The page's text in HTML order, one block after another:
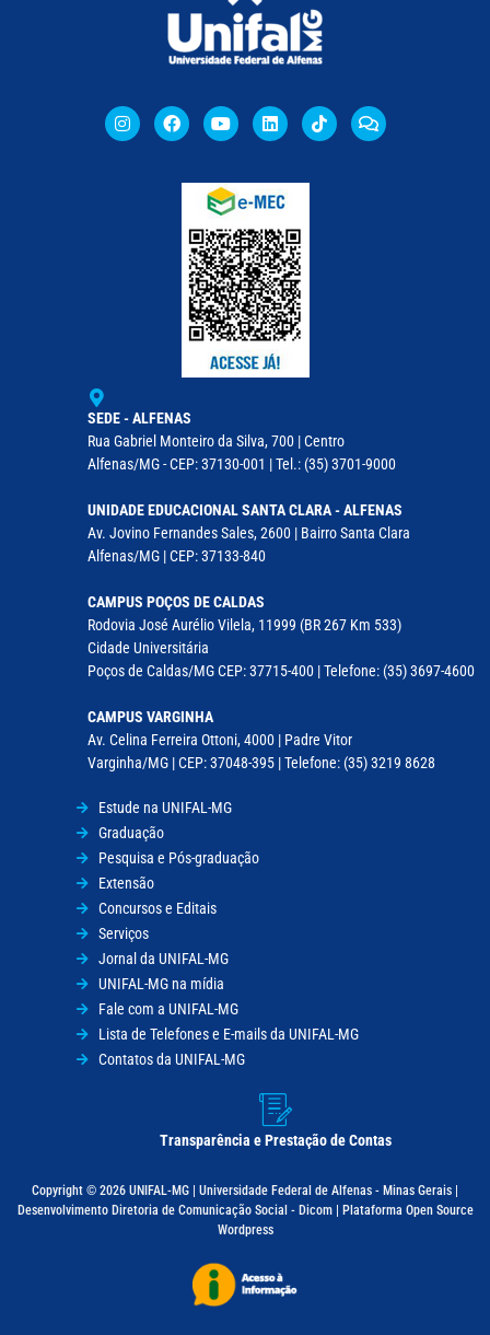
SEDE - ALFENAS
Rua Gabriel Monteiro da Silva, 700 | Centro
Alfenas/MG - CEP: 37130-001 | Tel.: (35) 3701-9000
UNIDADE EDUCACIONAL SANTA CLARA - ALFENAS
Av. Jovino Fernandes Sales, 2600 | Bairro Santa Clara
Alfenas/MG | CEP: 37133-840
CAMPUS POÇOS DE CALDAS
Rodovia José Aurélio Vilela, 11999 (BR 267 Km 533)
Cidade Universitária
Poços de Caldas/MG CEP: 37715-400 | Telefone: (35) 3697-4600
CAMPUS VARGINHA
Av. Celina Ferreira Ottoni, 4000 | Padre Vitor
Varginha/MG | CEP: 37048-395 | Telefone: (35) 3219 8628
Estude na UNIFAL-MG
Graduação
Pesquisa e Pós-graduação
Extensão
Concursos e Editais
Serviços
Jornal da UNIFAL-MG
UNIFAL-MG na mídia
Fale com a UNIFAL-MG
Lista de Telefones e E-mails da UNIFAL-MG
Contatos da UNIFAL-MG
Transparência e Prestação de Contas
Copyright © 2026 UNIFAL-MG | Universidade Federal de Alfenas - Minas Gerais |
Desenvolvimento Diretoria de Comunicação Social - Dicom | Plataforma Open Source
Wordpress